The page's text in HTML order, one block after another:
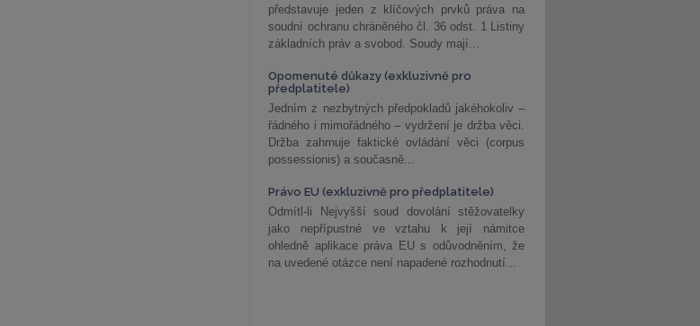
představuje jeden z klíčových prvků práva na
soudní ochranu chráněného čl. 36 odst. 1 Listiny
základních práv a svobod. Soudy mají...
Opomenuté důkazy (exkluzivně pro
předplatitele)
Jedním z nezbytných předpokladů jakéhokoliv –
řádného i mimořádného – vydržení je držba věci.
Držba zahrnuje faktické ovládání věci (corpus
possessionis) a současně...
Právo EU (exkluzivně pro předplatitele)
Odmítl-li Nejvyšší soud dovolání stěžovatelky
jako nepřípustné ve vztahu k její námitce
ohledně aplikace práva EU s odůvodněním, že
na uvedené otázce není napadené rozhodnutí...